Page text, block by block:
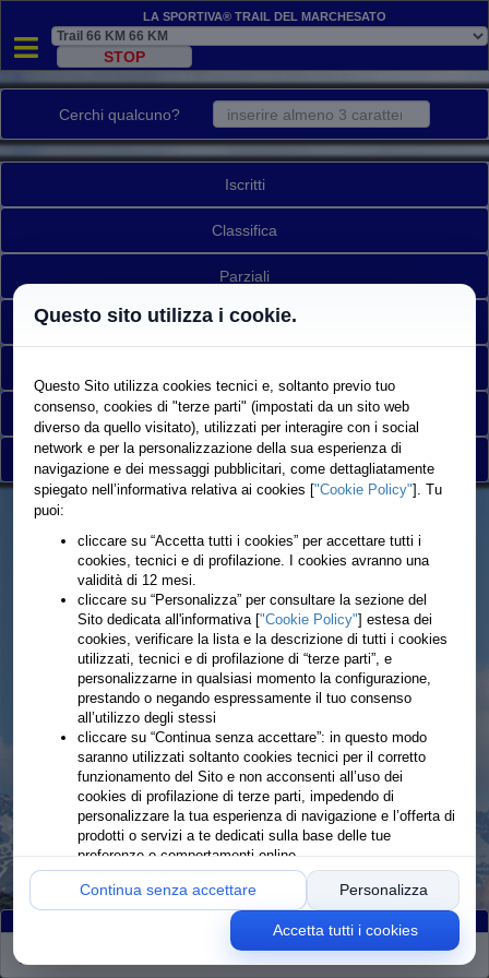
La Sportiva® Trail del Marchesato
Cerchi qualcuno?
Iscritti
Classifica
Parziali
Mappa/Tracking
Accesso Riservato
Torna a elenco gare
Partiti Ritirati:10 Rimanenti :0
Questo sito utilizza i cookie.
Questo Sito utilizza cookies tecnici e, soltanto previo tuo
consenso, cookies di "terze parti" (impostati da un sito web
diverso da quello visitato), utilizzati per interagire con i social
network e per la personalizzazione della sua esperienza di
navigazione e dei messaggi pubblicitari, come dettagliatamente
spiegato nell’informativa relativa ai cookies ["Cookie Policy"]. Tu
puoi:
cliccare su “Accetta tutti i cookies” per accettare tutti i
cookies, tecnici e di profilazione. I cookies avranno una
validità di 12 mesi.
cliccare su “Personalizza” per consultare la sezione del
Sito dedicata all'informativa ["Cookie Policy"] estesa dei
cookies, verificare la lista e la descrizione di tutti i cookies
utilizzati, tecnici e di profilazione di “terze parti”, e
personalizzarne in qualsiasi momento la configurazione,
prestando o negando espressamente il tuo consenso
all’utilizzo degli stessi
cliccare su “Continua senza accettare”: in questo modo
saranno utilizzati soltanto cookies tecnici per il corretto
funzionamento del Sito e non acconsenti all’uso dei
cookies di profilazione di terze parti, impedendo di
personalizzare la tua esperienza di navigazione e l’offerta di
prodotti o servizi a te dedicati sulla base delle tue
preferenze o comportamenti online
Continua senza accettare Personalizza
Accetta tutti i cookies